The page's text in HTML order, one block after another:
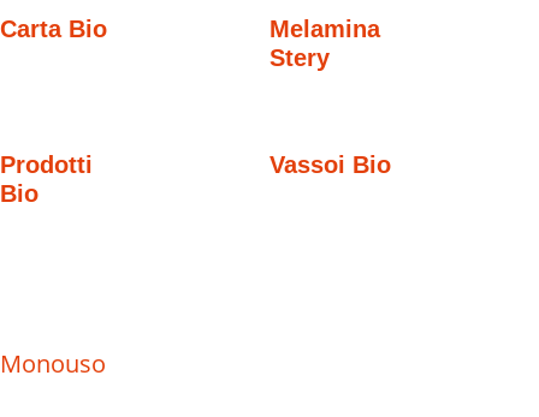
Carta Bio
Melamina
Stery
Prodotti
Bio
Vassoi Bio
Monouso